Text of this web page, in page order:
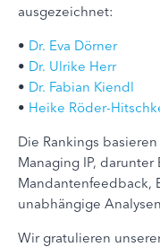
ausgezeichnet:
• Dr. Eva Dörner
• Dr. Ulrike Herr
• Dr. Fabian Kiendl
• Heike Röder-
Die Rankings
Managing IP,
Mandantenfeedback,
unabhängige
Wir gratulieren